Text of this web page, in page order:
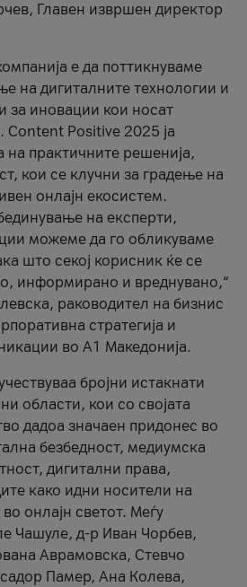
Главен извршен директор
е да поттикнуваме
на дигиталните технологии и
за иновации кои носат
Positive 2025 ја
на практичните решенија,
кои се клучни за градење на
онлајн екосистем.
на експерти,
можеме да го обликуваме
што секој корисник ќе се
информирано и вреднувано,“
раководител на бизнис
стратегија и
во А1 Македонија.
бројни истакнати
области, кои со својата
дадоа значаен придонес во
безбедност, медиумска
дигитални права,
како идни носители на
онлајн светот. Меѓу
Чашуле, д-р Иван Чорбев,
Аврамовска, Стевчо
Памер, Ана Колева,